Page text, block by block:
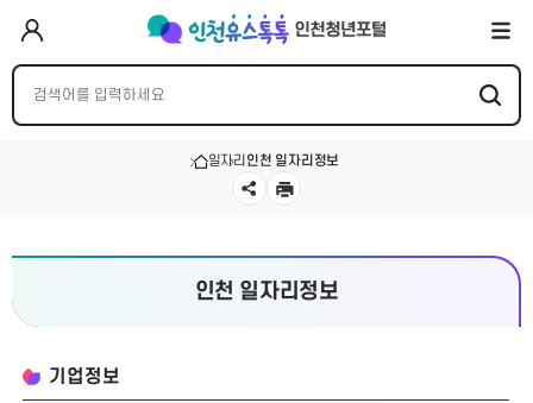
일자리 인천 일자리정보
인천 일자리정보
기업정보